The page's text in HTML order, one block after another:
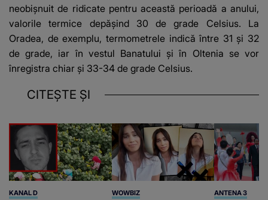
neobișnuit de ridicate pentru această perioadă a anului,
valorile termice depășind 30 de grade Celsius. La
Oradea, de exemplu, termometrele indică între 31 și 32
de grade, iar în vestul Banatului și în Oltenia se vor
înregistra chiar și 33-34 de grade Celsius.
CITEȘTE ȘI
KANAL D WOWBIZ ANTENA 3